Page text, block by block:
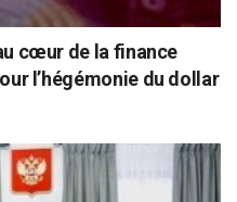
cœur de la finance
l’hégémonie du dollar